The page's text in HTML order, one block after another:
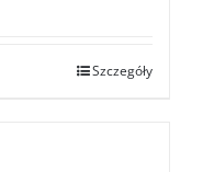
Szczegóły